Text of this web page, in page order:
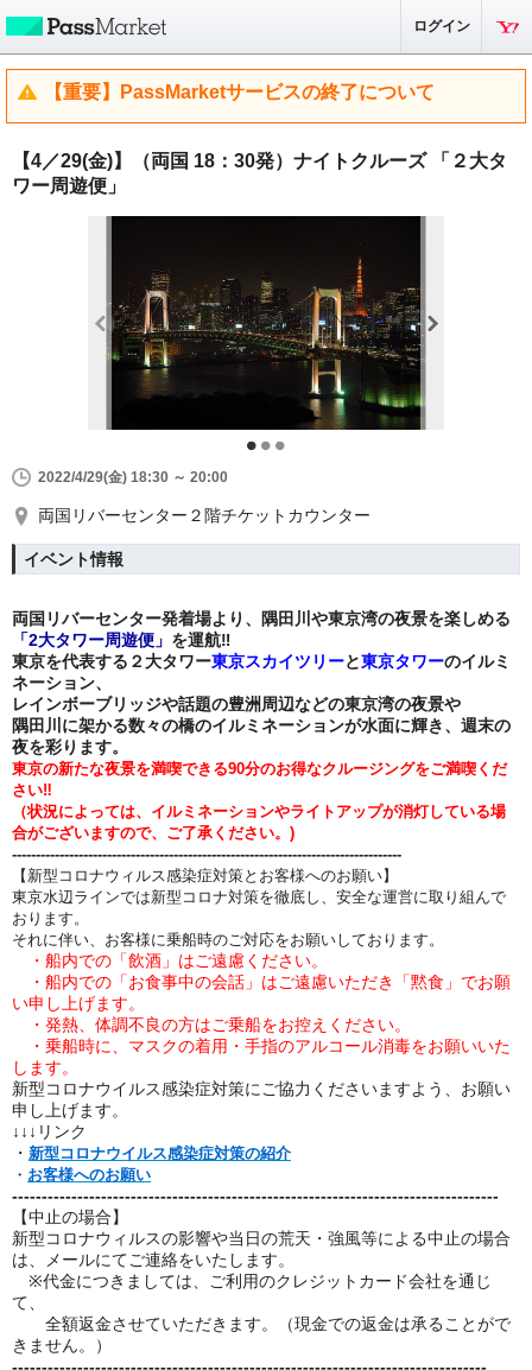
ログイン
【重要】PassMarketサービスの終了について
【4／29(金)】（両国 18：30発）ナイトクルーズ 「２大タ
ワー周遊便」
2022/4/29(金) 18:30 ～ 20:00
両国リバーセンター２階チケットカウンター
イベント情報
両国リバーセンター発着場より、
隅田川や東京湾の夜景を楽しめる
「2大タワー周遊便」 を運航‼
東京を代表する２大タワー東京スカイツリーと東京タワーのイルミ
ネーション、
レインボーブリッジや話題の豊洲周辺などの東京湾の夜景や
隅田川に架かる数々の橋のイルミネーションが水面に輝き、 週末の
夜を彩ります。
東京の新たな夜景を満喫できる90分のお得なクルージングをご満喫くだ
さい‼
（状況によっては、イルミネーションやライトアップが消灯している場
合がございますので、ご了承ください。)
----------------------------------------------------------------------------------
【新型コロナウィルス感染症対策とお客様へのお願い】
東京水辺ラインでは新型コロナ対策を徹底し、安全な運営に取り組んで
おります。
それに伴い、お客様に乗船時のご対応をお願いしております。
・船内での「飲酒」はご遠慮ください。
・船内での「お食事中の会話」はご遠慮いただき「黙食」でお願
い申し上げます。
・発熱、体調不良の方はご乗船をお控えください。
・乗船時に、マスクの着用・手指のアルコール消毒をお願いいた
します。
新型コロナウイルス感染症対策にご協力くださいますよう、お願い
申し上げます。
↓↓↓リンク
・ 新型コロナウイルス感染症対策の紹介
・ お客様へのお願い
----------------------------------------------------------------------------------
【中止の場合】
新型コロナウィルスの影響や当日の荒天・強風等による中止の場合
は、メールにてご連絡をいたします。
※代金につきましては、ご利用のクレジットカード会社を通じ
て、
全額返金させていただきます。（現金での返金は承ることがで
きません。）